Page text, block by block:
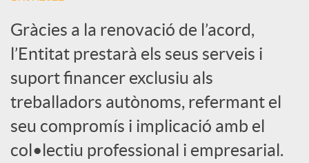
d
o
r
Gràcies a la renovació de l’acord,
l’Entitat prestarà els seus serveis i
suport financer exclusiu als
treballadors autònoms, refermant el
seu compromís i implicació amb el
col•lectiu professional i empresarial.